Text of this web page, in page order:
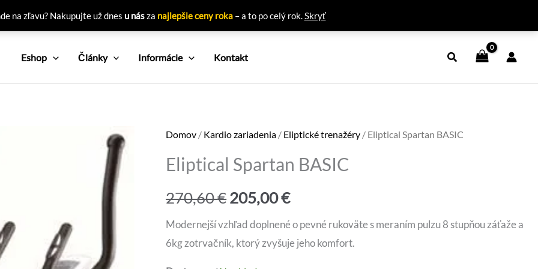
na zľavu? Nakupujte už dnes u násza najlepšie ceny roka– a to po celý rok.Skryť
Eshop Články Informácie Kontakt
Domov / Kardio zariadenia / Eliptické trenažéry / Eliptical Spartan BASIC
Eliptical Spartan BASIC
270,60€Pôvodná
cena
bola:
205,00€Aktuálna
cena
je:
Modernejší vzhľad doplnené o pevné rukoväte s meraním pulzu 8 stupňou záťaže a
6kg zotrvačník, ktorý zvyšuje jeho komfort.